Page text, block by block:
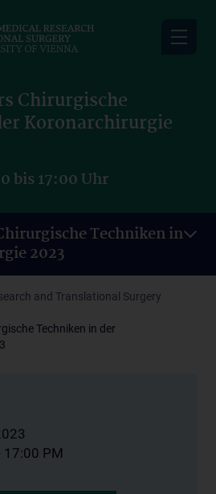
Chirurgische
Koronarchirurgie
bis 17:00 Uhr
Techniken in
2023
and Translational Surgery
Techniken in der
17:00 PM